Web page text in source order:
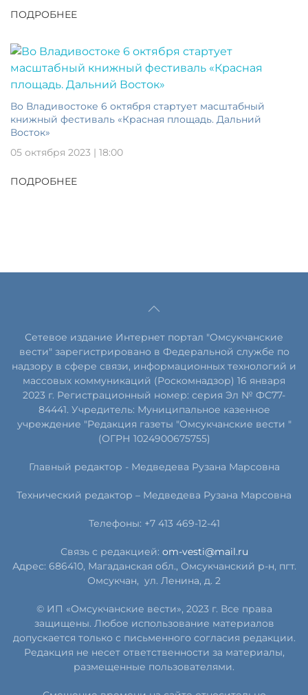
ПОДРОБНЕЕ
Во Владивостоке 6 октября стартует масштабный
книжный фестиваль «Красная площадь. Дальний
Восток»
05 октября 2023 | 18:00
ПОДРОБНЕЕ
Сетевое издание Интернет портал "Омсукчанские
вести" зарегистрировано в Федеральной службе по
надзору в сфере связи, информационных технологий и
массовых коммуникаций (Роскомнадзор) 16 января
2023 г. Регистрационный номер: серия Эл № ФС77-
84441. Учредитель: Муниципальное казенное
учреждение "Редакция газеты "Омсукчанские вести "
(ОГРН 1024900675755)
Главный редактор - Медведева Рузана Марсовна
Технический редактор – Медведева Рузана Марсовна
Телефоны: +7 413 469-12-41
Связь с редакцией: om-vesti@mail.ru
Адрес: 686410, Магаданская обл., Омсукчанский р-н, пгт.
Омсукчан, ул. Ленина, д. 2
© ИП «Омсукчанские вести», 2023 г. Все права
защищены. Любое использование материалов
допускается только с письменного согласия редакции.
Редакция не несет ответственности за материалы,
размещенные пользователями.